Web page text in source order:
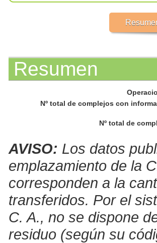
Resumen
Nº total de complejos con
Nº total de
AVISO: Los datos
emplazamiento de la
corresponden a la
transferidos. Por el
C. A., no se dispone
residuo (según su